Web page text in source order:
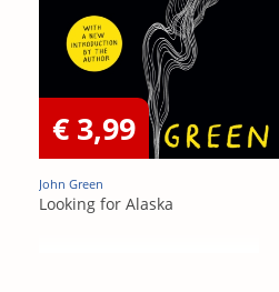
€ 3,99
John Green
Looking for Alaska